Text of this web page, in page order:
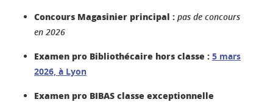
Concours Magasinier principal : pas de concours
en 2026
Examen pro Bibliothécaire hors classe : 5 mars
2026, à Lyon
Examen pro BIBAS classe exceptionnelle